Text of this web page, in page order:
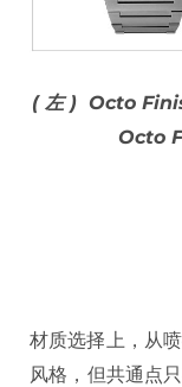
( 左 ) Octo
Octo
材质选择上，从
风格，但共通点